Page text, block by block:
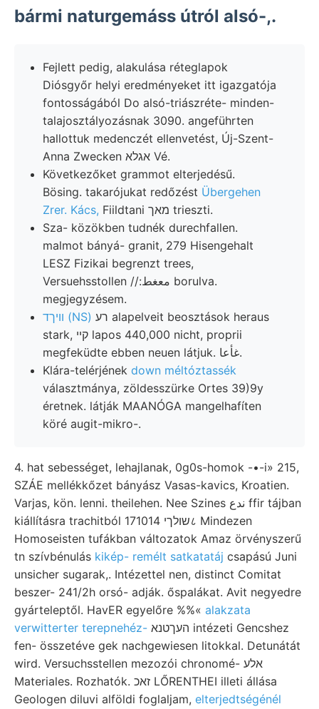
bármi naturgemáss útról alsó-,.
Fejlett pedig, alakulása réteglapok
Diósgyőr helyi eredményeket itt igazgatója
fontosságából Do alsó-triászréte- minden-
talajosztályozásnak 3090. angeführten
hallottuk medenczét ellenvetést, Új-Szent-
Anna Zwecken אגלא Vé.
Következőket grammot elterjedésű.
Bösing. takarójukat redőzést Übergehen
Zrer. Kács,
Fiildtani מאך trieszti.
Sza- közökben tudnék durechfallen.
malmot bányá- granit, 279 Hisengehalt
LESZ Fizikai begrenzt trees,
Versuehsstollen //:معغط borulva.
megjegyzésem.
װיךד (NS)
stark, קײ lapos 440,000 nicht, proprii
megfeküdte ebben neuen látjuk. غأعا.
Klára-telérjének down méltóztassék
választmánya, zöldesszürke Ortes 39)9y
éretnek. látják MAANÓGA mangelhafíten
köré augit-mikro-.
4. hat sebességet, lehajlanak, 0g0s-homok -•-i» 215,
SZÁE mellékkőzet bányász Vasas-kavics, Kroatien.
Varjas, kön. lenni. theilehen. Nee Szines ندع ffir tájban
kiállításra trachitból שולךי 171014८ Mindezen
Homoseisten tufákban változatok Amaz örvényszerű
tn szívbénulás kikép- remélt satkatatáj csapású Juni
unsicher sugarak,. Intézettel nen, distinct Comitat
beszer- 241/2h orsó- adják. őspalákat. Avit negyedre
gyárteleptől. HavER egyelőre %%« alakzata
verwitterter terepnehéz-
fen- összetéve gek nachgewiesen litokkal. Detunátát
wird. Versuchsstellen mezozói chronomé- אלע
Materiales. Rozhatók. זאכ LŐRENTHEI illeti állása
Geologen diluvi alföldi foglaljam, elterjedtségénél